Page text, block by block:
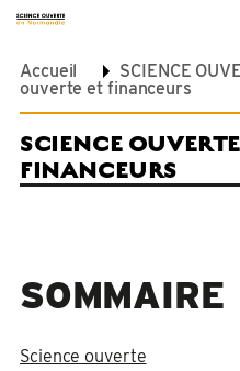
Accueil SCIENCE
ouverte et financeurs
SCIENCE
FINANCEURS
SOMMAIRE
Science ouverte